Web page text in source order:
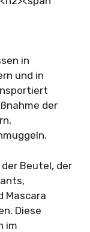
in
und in
der
Beutel, der
Mascara
Diese
im